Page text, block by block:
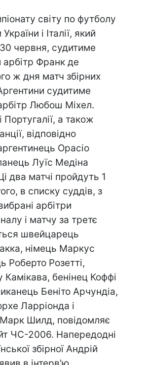
світу по футболу
і Італії, який
червня, судитиме
арбітр Франк де
ж дня матч збірних
судитиме
Любош Міхел.
Португалії, а також
відповідно
Орасіо
Луїс Медіна
два матчі пройдуть 1
в списку суддів, з
арбітри
і матчу за третє
швейцарець
німець Маркус
Роберто Розетті,
Камікава, бенінец Коффі
Беніто Арчундіа,
Ларріонда і
Марк Шилд, повідомляє
ЧС-2006. Напередодні
збірної Андрій